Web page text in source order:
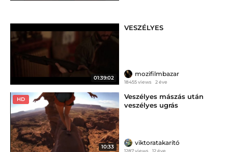
01:39:02
VESZÉLYES
mozifilmbazar
18455 views 2 éve
HD
10:33
Veszélyes mászás után
veszélyes ugrás
viktoratakarító